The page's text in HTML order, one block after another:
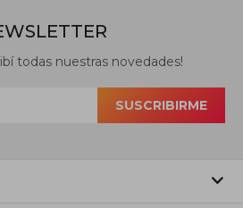
todas nuestras novedades!
SUSCRIBIRME